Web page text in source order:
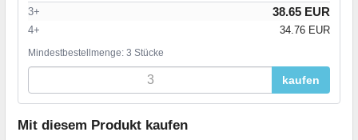
3+ 38.65 EUR
4+ 34.76 EUR
Mindestbestellmenge: 3 Stücke
kaufen
Mit diesem Produkt kaufen